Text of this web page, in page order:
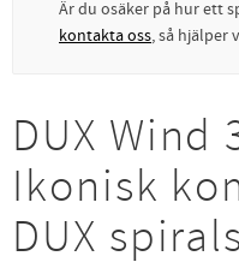
Är du osäker på hur ett
kontakta oss, så hjälper
DUX Wind
Ikonisk
DUX